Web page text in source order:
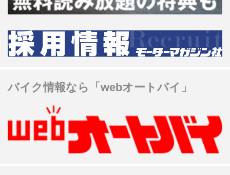
バイク情報なら「webオートバイ」